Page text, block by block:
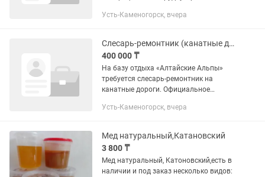
Усть-Каменогорск, вчера
Слесарь-ремонтник (канатные дороги)
400 000 ₸
На базу отдыха «Алтайские Альпы»
требуется слесарь-ремонтник на
канатные дороги. Официальное
Усть-Каменогорск, вчера
Мед натуральный,Катановский
3 800 ₸
Мед натуральный, Катоновский,есть в
наличии и под заказ несколько видов: